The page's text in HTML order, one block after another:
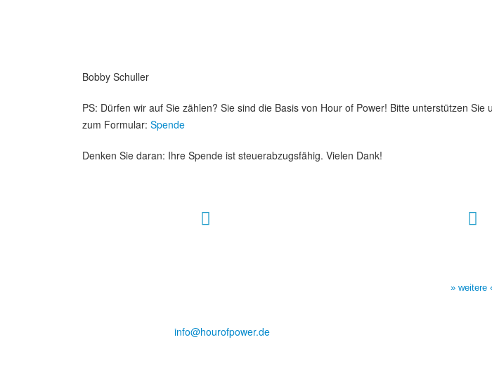
Bobby Schuller
PS: Dürfen wir auf Sie zählen? Sie sind die Basis von Hour of Power! Bitte unterstützen
zum Formular: Spende
Denken Sie daran: Ihre Spende ist steuerabzugsfähig. Vielen Dank!
info@hourofpower.de
» weitere